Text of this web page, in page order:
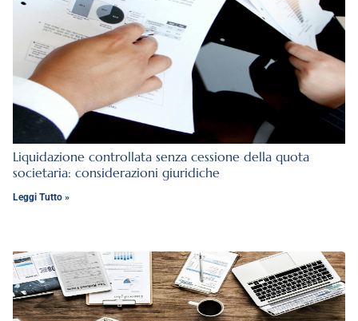
Liquidazione controllata senza cessione della quota
societaria: considerazioni giuridiche
Leggi Tutto »